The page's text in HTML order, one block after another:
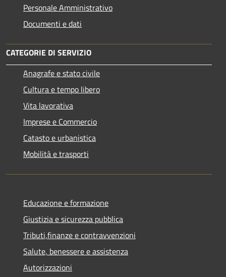
Personale Amministrativo
Documenti e dati
CATEGORIE DI SERVIZIO
Anagrafe e stato civile
Cultura e tempo libero
Vita lavorativa
Imprese e Commercio
Catasto e urbanistica
Mobilità e trasporti
Educazione e formazione
Giustizia e sicurezza pubblica
Tributi,finanze e contravvenzioni
Salute, benessere e assistenza
Autorizzazioni